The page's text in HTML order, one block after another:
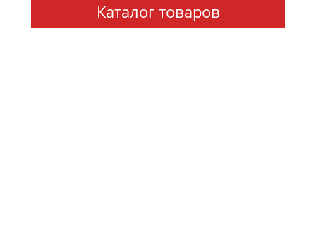
Каталог товаров